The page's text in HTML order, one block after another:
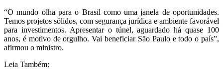
“O mundo olha para o Brasil como uma janela de oportunidades.
Temos projetos sólidos, com segurança jurídica e ambiente favorável
para investimentos. Apresentar o túnel, aguardado há quase 100
anos, é motivo de orgulho. Vai beneficiar São Paulo e todo o país”,
afirmou o ministro.
Leia Também: